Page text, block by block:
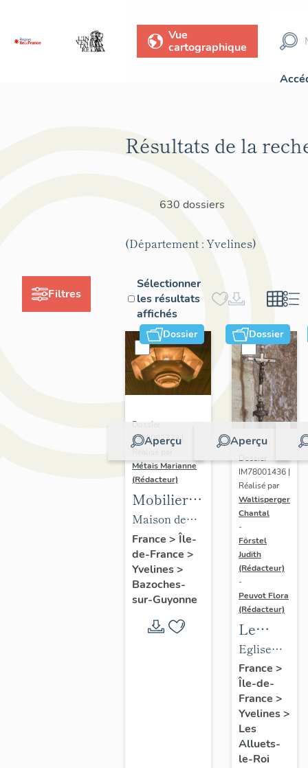
Vue
cartographique
Filtres
Résultats de la
630 dossiers
(Département : Yvelines)
Sélectionner
les résultats
affichés
Dossier
Aperçu
Dossier
IM78002723 |
Métais Marianne
(Rédacteur)
Mobilier
de la
maison
Louis
Carré
Maison de
villégiature
dite maison
Louis Carré
France > Île-
de-France >
Yvelines>
Bazoches-
sur-Guyonne
Dossier
Aperçu
Dossier
IM78001436 |
Réalisé par
Waltisperger
Chantal
-
Förstel
Judith
(Rédacteur)
-
Peuvot Flora
(Rédacteur)
Le
mobilier
de
l'église
Saint-
Nicolas
Eglise
paroissiale
Saint-
Nicolas
France >
Île-de-
France >
Yvelines>
Les
Alluets-
le-Roi